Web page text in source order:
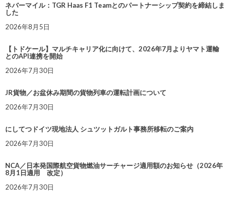
ネバーマイル：TGR Haas F1 Teamとのパートナーシップ契約を締結しま
した
2026年8月5日
【トドケール】マルチキャリア化に向けて、2026年7月よりヤマト運輸
とのAPI連携を開始
2026年7月30日
JR貨物／お盆休み期間の貨物列車の運転計画について
2026年7月30日
にしてつドイツ現地法人 シュツットガルト事務所移転のご案内
2026年7月30日
NCA／日本発国際航空貨物燃油サーチャージ適用額のお知らせ（2026年
8月1日適用 改定）
2026年7月30日